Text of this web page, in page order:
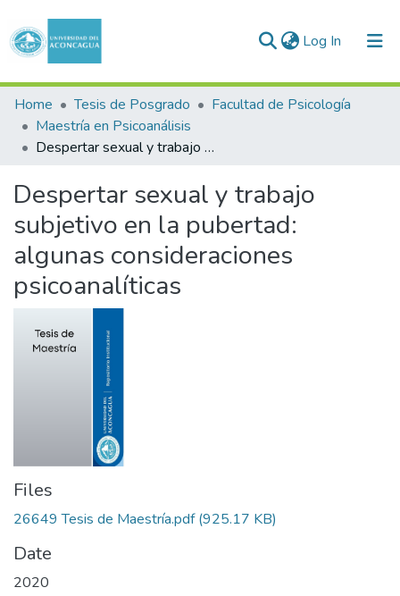
Log In (current)
Communities & Collections
All of DSpace
Home Tesis de Posgrado
Facultad de Psicología
Maestría en Psicoanálisis
Despertar sexual y trabajo subjetivo en la pubertad: algunas consideraciones psicoanalíticas
Despertar sexual y trabajo
subjetivo en la pubertad:
algunas consideraciones
psicoanalíticas
Files
26649 Tesis de Maestría.pdf(925.17 KB)
Date
2020